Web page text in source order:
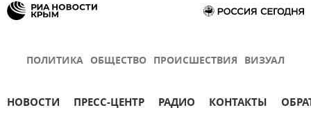
ПОЛИТИКА ОБЩЕСТВО ПРОИСШЕСТВИЯ ВИЗУАЛ
НОВОСТИ ПРЕСС-ЦЕНТР РАДИО КОНТАКТЫ